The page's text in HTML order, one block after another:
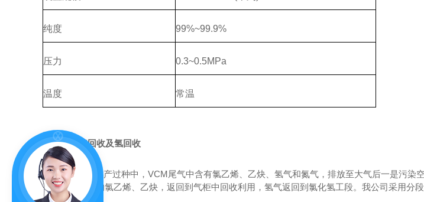
纯度 99%~99.9%
压力 0.3~0.5MPa
温度 常温
4 VCM尾气回收及氢回收
聚氯乙烯生产过种中， VCM尾气中含有氯乙烯、乙炔、氢气和氮气，排放至大气后一是污
了放空尾气中的氯乙烯、乙炔，返回到气柜中回收利用，氢气返回到氯化氢工段。我公司采用分